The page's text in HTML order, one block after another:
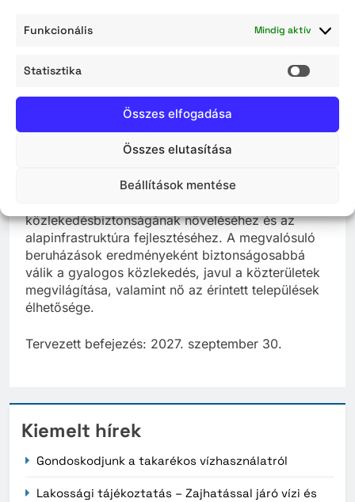
Funkcionális Mindig aktív
Statisztika
Összes elfogadása
Összes elutasítása
Beállítások mentése
Támogatás összege: 23 145 252 Ft
· Közvilágítás fejlesztése (lámpaoszlopok
kiépítése és cseréje)
· A művelődési ház és a környező kiszolgáló
közlekedésbiztonságának növeléséhez és az
alapinfrastruktúra fejlesztéséhez. A megvalósuló
beruházások eredményeként biztonságosabbá
válik a gyalogos közlekedés, javul a közterületek
megvilágítása, valamint nő az érintett települések
élhetősége.
Tervezett befejezés: 2027. szeptember 30.
Kiemelt hírek
Gondoskodjunk a takarékos vízhasználatról
Lakossági tájékoztatás – Zajhatással járó vízi és